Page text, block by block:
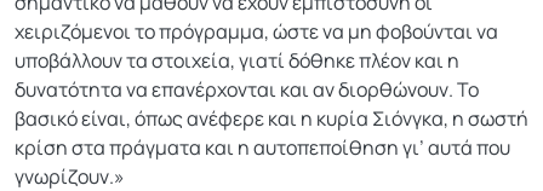
χειριζόμενοι το πρόγραμμα, ώστε να μη φοβούνται να
υποβάλλουν τα στοιχεία, γιατί δόθηκε πλέον και η
δυνατότητα να επανέρχονται και αν διορθώνουν. Το
βασικό είναι, όπως ανέφερε και η κυρία Σιόνγκα, η σωστή
κρίση στα πράγματα και η αυτοπεποίθηση γι’ αυτά που
γνωρίζουν.»